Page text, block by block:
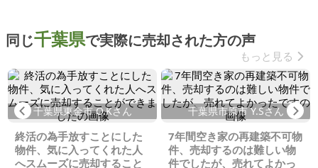
同じ千葉県で実際に売却された方の声
もっと見る
Previous
千葉県東金市 O.Kさん
終活の為手放すことにした
物件、気に入ってくれた人
へスムーズに売却すること
千葉県市原市 Y.Sさん
7年間空き家の再建築不可物
件、売却するのは難しい物
件でしたが、売れてよかっ